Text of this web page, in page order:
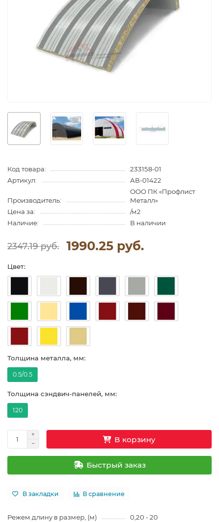
Код товара:
233158-01
Артикул:
АВ-01422
Производитель:
ООО ПК «Профлист
Металл»
Цена за:
/м2
Наличие:
В наличии
2347.19 руб. 1990.25 руб.
Цвет:
Толщина металла, мм:
0.5/0.5
Толщина сэндвич-панелей, мм:
120
В корзину
Быстрый заказ
В закладки В сравнение
Режем длину в размер, (м)
0,20 - 20